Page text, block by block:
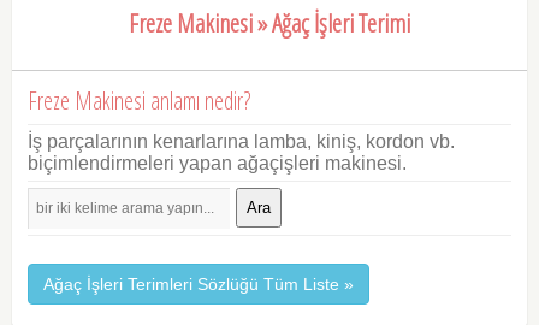
Freze Makinesi » Ağaç İşleri Terimi
Freze Makinesi anlamı nedir?
İş parçalarının kenarlarına lamba, kiniş, kordon vb.
biçimlendirmeleri yapan ağaçişleri makinesi.
Ara
Ağaç İşleri Terimleri Sözlüğü Tüm Liste »